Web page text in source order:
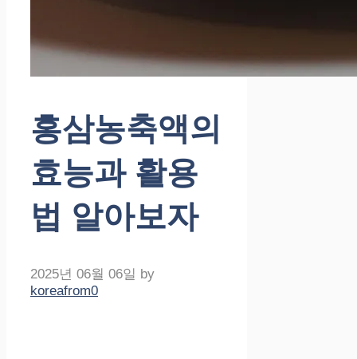
홍삼농축액의
효능과 활용
법 알아보자
2025년 06월 06일 by
koreafrom0